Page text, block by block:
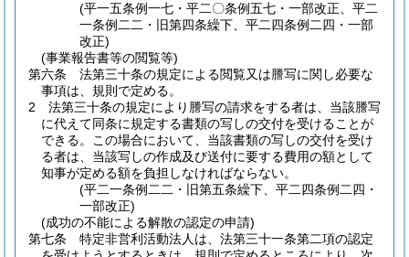
(平一五条例一七・平二〇条例五七・一部改正、平二
一条例二二・旧第四条繰下、平二四条例二四・一部
改正)
(事業報告書等の閲覧等)
第六条
法第三十条の規定による閲覧又は謄写に関し必要な
事項は、規則で定める。
2
法第三十条の規定により謄写の請求をする者は、当該謄写
に代えて同条に規定する書類の写しの交付を受けることが
できる。
この場合において、当該書類の写しの交付を受け
る者は、当該写しの作成及び送付に要する費用の額として
知事が定める額を負担しなければならない。
(平二一条例二二・旧第五条繰下、平二四条例二四・
一部改正)
(成功の不能による解散の認定の申請)
第七条
特定非営利活動法人は、法第三十一条第二項の認定